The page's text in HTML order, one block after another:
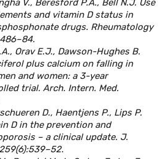
and vitamin D status in
drugs. Rheumatology
Orav E.J., Dawson-Hughes B.
plus calcium on falling in
and women: a 3-year
trial. Arch. Intern. Med.
D., Haentjens P., Lips P.
D in the prevention and
– a clinical update. J.